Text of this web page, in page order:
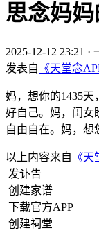
思念妈妈
2025-12-12 23:21 ·
发表自 《天堂念
妈，想你的1435
好自己。妈，闺女
自由自在。妈，想
以上内容来自 《天
发讣告
创建家谱
下载官方APP
创建祠堂